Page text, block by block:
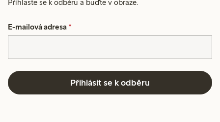
Přihlaste se k odběru a buďte v obraze.
E-mailová adresa *
Přihlásit se k odběru